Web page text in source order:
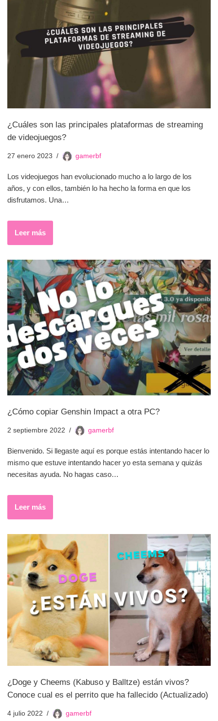
¿Cuáles son las principales plataformas de streaming
de videojuegos?
27 enero 2023 gamerbf
Los videojuegos han evolucionado mucho a lo largo de los
años, y con ellos, también lo ha hecho la forma en que los
disfrutamos. Una…
Leer más
¿Cómo copiar Genshin Impact a otra PC?
2 septiembre 2022 gamerbf
Bienvenido. Si llegaste aquí es porque estás intentando hacer lo
mismo que estuve intentando hacer yo esta semana y quizás
necesitas ayuda. No hagas caso…
Leer más
¿Doge y Cheems (Kabuso y Balltze) están vivos?
Conoce cual es el perrito que ha fallecido (Actualizado)
4 julio 2022 gamerbf